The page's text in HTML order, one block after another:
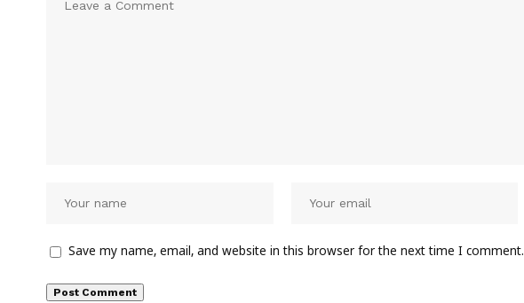
Save my name, email, and website in this browser for the next time I comment.